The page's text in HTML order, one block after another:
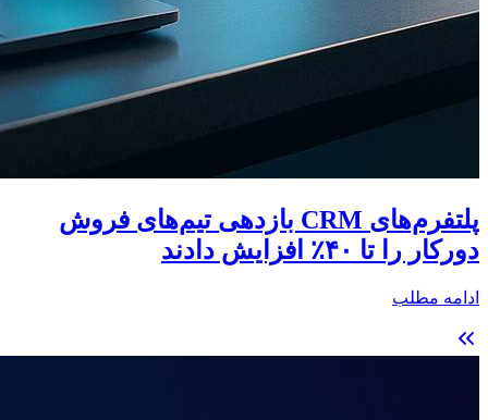
پلتفرم‌های CRM بازدهی تیم‌های فروش
دورکار را تا ۴۰٪ افزایش دادند
ادامه مطلب